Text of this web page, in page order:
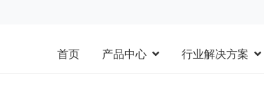
首页 产品中心 行业解决方案